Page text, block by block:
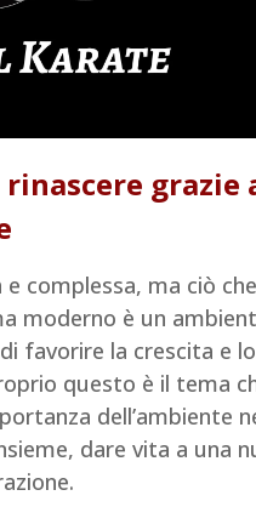
grazie
complessa, ma ciò che
moderno è un
favorire la crescita e lo
questo è il tema
dell’ambiente
dare vita a una